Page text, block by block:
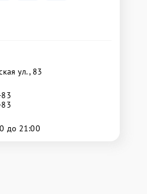
ул., 83
до 21:00